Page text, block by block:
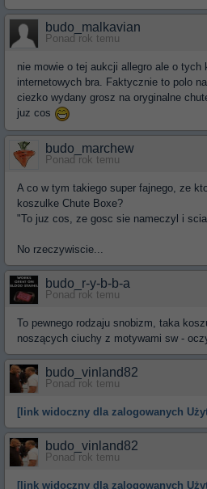
budo_malkavian
Ponad rok temu
nie mowie o tej aukcji allegro ale o tych
internetowych bra. Faktycznie to polo
ciezko wydany grosz na oryginalne
juz cos
budo_marchew
Ponad rok temu
A co w tym takiego super fajnego, ze
koszulke Chute Boxe?
"To juz cos, ze gosc sie nameczyl i
No rzeczywiscie...
budo_r-y-b-b-a
Ponad rok temu
To pewnego rodzaju snobizm, taka
noszących ciuchy z motywami sw -
budo_vinland82
Ponad rok temu
[link widoczny dla zalogowanych
budo_vinland82
Ponad rok temu
[link widoczny dla zalogowanych